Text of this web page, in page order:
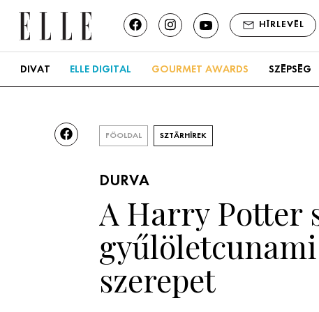
HÍRLEVÉL
DIVAT ELLE DIGITAL GOURMET AWARDS SZÉPSÉG
FŐOLDAL SZTÁRHÍREK
DURVA
A Harry Potter
szerepet